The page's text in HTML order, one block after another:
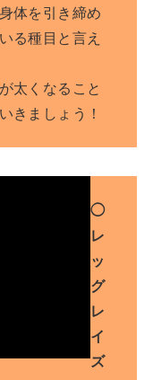
体を引き締め
る種目と言え
太くなること
きましょう！
◯
レ
ッ
グ
レ
イ
ズ